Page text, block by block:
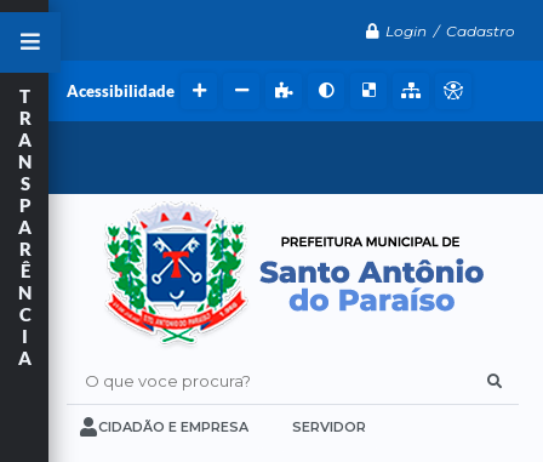
Login / Cadastro
Acessibilidade
O que voce procura?
CIDADÃO E EMPRESA SERVIDOR
T
R
A
N
S
P
A
R
Ê
N
C
I
A